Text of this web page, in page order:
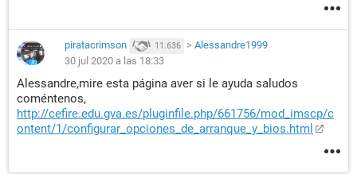
piratacrimson 11.636 > Alessandre1999
30 jul 2020 a las 18:33
Alessandre,mire esta página aver si le ayuda saludos
coméntenos,
http://cefire.edu.gva.es/pluginfile.php/661756/mod_imscp/c
ontent/1/configurar_opciones_de_arranque_y_bios.html